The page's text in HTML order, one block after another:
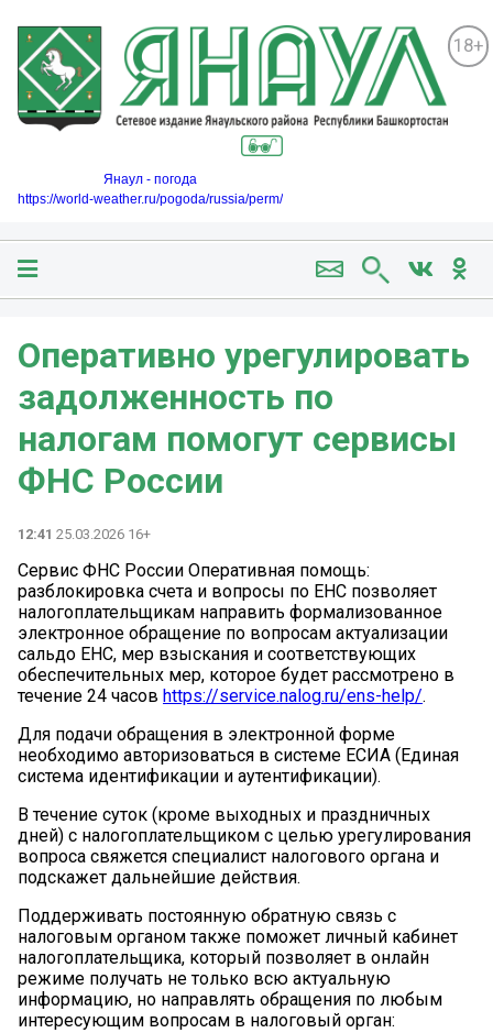
18+
Янаул - погода
https://world-weather.ru/pogoda/russia/perm/
Оперативно урегулировать
задолженность по
налогам помогут сервисы
ФНС России
12:41 25.03.2026 16+
Сервис ФНС России Оперативная помощь:
разблокировка счета и вопросы по ЕНС позволяет
налогоплательщикам направить формализованное
электронное обращение по вопросам актуализации
сальдо ЕНС, мер взыскания и соответствующих
обеспечительных мер, которое будет рассмотрено в
течение 24 часов https://service.nalog.ru/ens-help/.
Для подачи обращения в электронной форме
необходимо авторизоваться в системе ЕСИА (Единая
система идентификации и аутентификации).
В течение суток (кроме выходных и праздничных
дней) с налогоплательщиком с целью урегулирования
вопроса свяжется специалист налогового органа и
подскажет дальнейшие действия.
Поддерживать постоянную обратную связь с
налоговым органом также поможет личный кабинет
налогоплательщика, который позволяет в онлайн
режиме получать не только всю актуальную
информацию, но направлять обращения по любым
интересующим вопросам в налоговый орган: